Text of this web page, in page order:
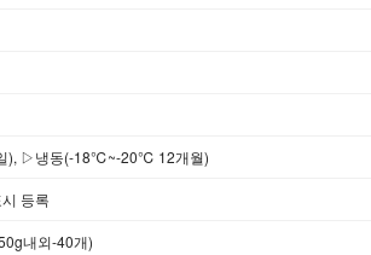
), ▷냉동(-18℃~-20℃ 12개월)
등록
내외-40개)